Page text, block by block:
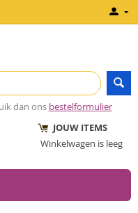
dan ons bestelformulier
JOUW ITEMS
Winkelwagen is leeg